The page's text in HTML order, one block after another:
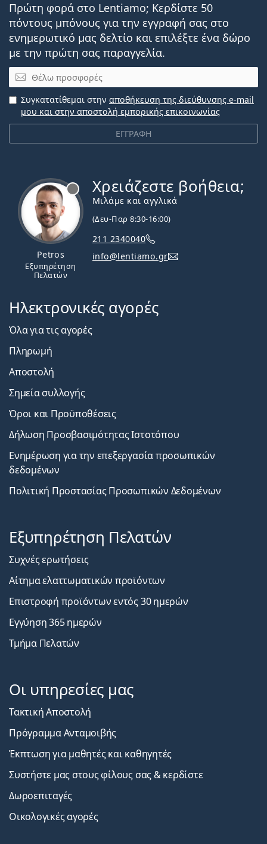
Πρώτη φορά στο Lentiamo; Κερδίστε 50
πόντους μπόνους για την εγγραφή σας στο
ενημερωτικό μας δελτίο και επιλέξτε ένα δώρο
με την πρώτη σας παραγγελία.
Email
ΕΓΓΡΑΦΗ
Συγκατατίθεμαι στην αποθήκευση της διεύθυνσης e-mail
μου και στην αποστολή εμπορικής επικοινωνίας
Petros
Εξυπηρέτηση
Πελατών
Χρειάζεστε βοήθεια;
Μιλάμε και αγγλικά
(Δευ-Παρ 8:30-16:00)
211 2340040
info@lentiamo.gr
Ηλεκτρονικές αγορές
Όλα για τις αγορές
Πληρωμή
Αποστολή
Σημεία συλλογής
Όροι και Προϋποθέσεις
Δήλωση Προσβασιμότητας Ιστοτόπου
Ενημέρωση για την επεξεργασία προσωπικών
δεδομένων
Πολιτική Προστασίας Προσωπικών Δεδομένων
Εξυπηρέτηση Πελατών
Συχνές ερωτήσεις
Αίτημα ελαττωματικών προϊόντων
Επιστροφή προϊόντων εντός 30 ημερών
Εγγύηση 365 ημερών
Τμήμα Πελατών
Οι υπηρεσίες μας
Τακτική Αποστολή
Πρόγραμμα Ανταμοιβής
Έκπτωση για μαθητές και καθηγητές
Συστήστε μας στους φίλους σας & κερδίστε
Δωροεπιταγές
Οικολογικές αγορές